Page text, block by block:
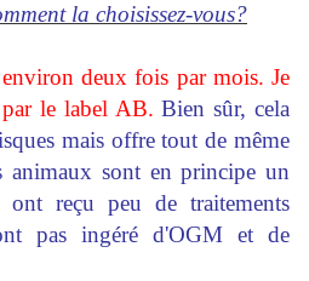
la choisissez-vous?
deux fois par mois. Je
le label AB. Bien sûr, cela
mais offre tout de même
animaux sont en principe un
reçu peu de traitements
pas ingéré d'OGM et de